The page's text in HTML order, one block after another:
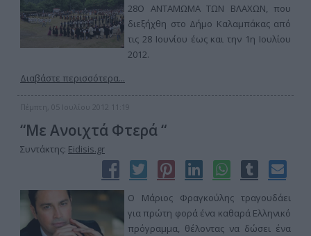
28Ο ΑΝΤΑΜΩΜΑ ΤΩΝ ΒΛΑΧΩΝ, που
διεξήχθη στο Δήμο Καλαμπάκας από
τις 28 Ιουνίου έως και την 1η Ιουλίου
2012.
Διαβάστε περισσότερα...
Πέμπτη, 05 Ιουλίου 2012 11:19
“Με Ανοιχτά Φτερά “
Συντάκτης: Eidisis.gr
Ο Μάριος Φραγκούλης τραγουδάει
για πρώτη φορά ένα καθαρά Ελληνικό
πρόγραμμα, θέλοντας να δώσει ένα